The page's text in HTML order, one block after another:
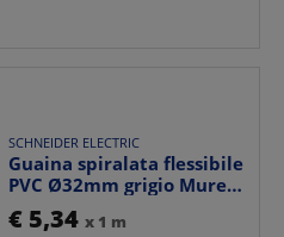
SCHNEIDER ELECTRIC
Guaina spiralata flessibile
PVC Ø32mm grigio Mureva
per installaz...
€ 5,34 x 1 m